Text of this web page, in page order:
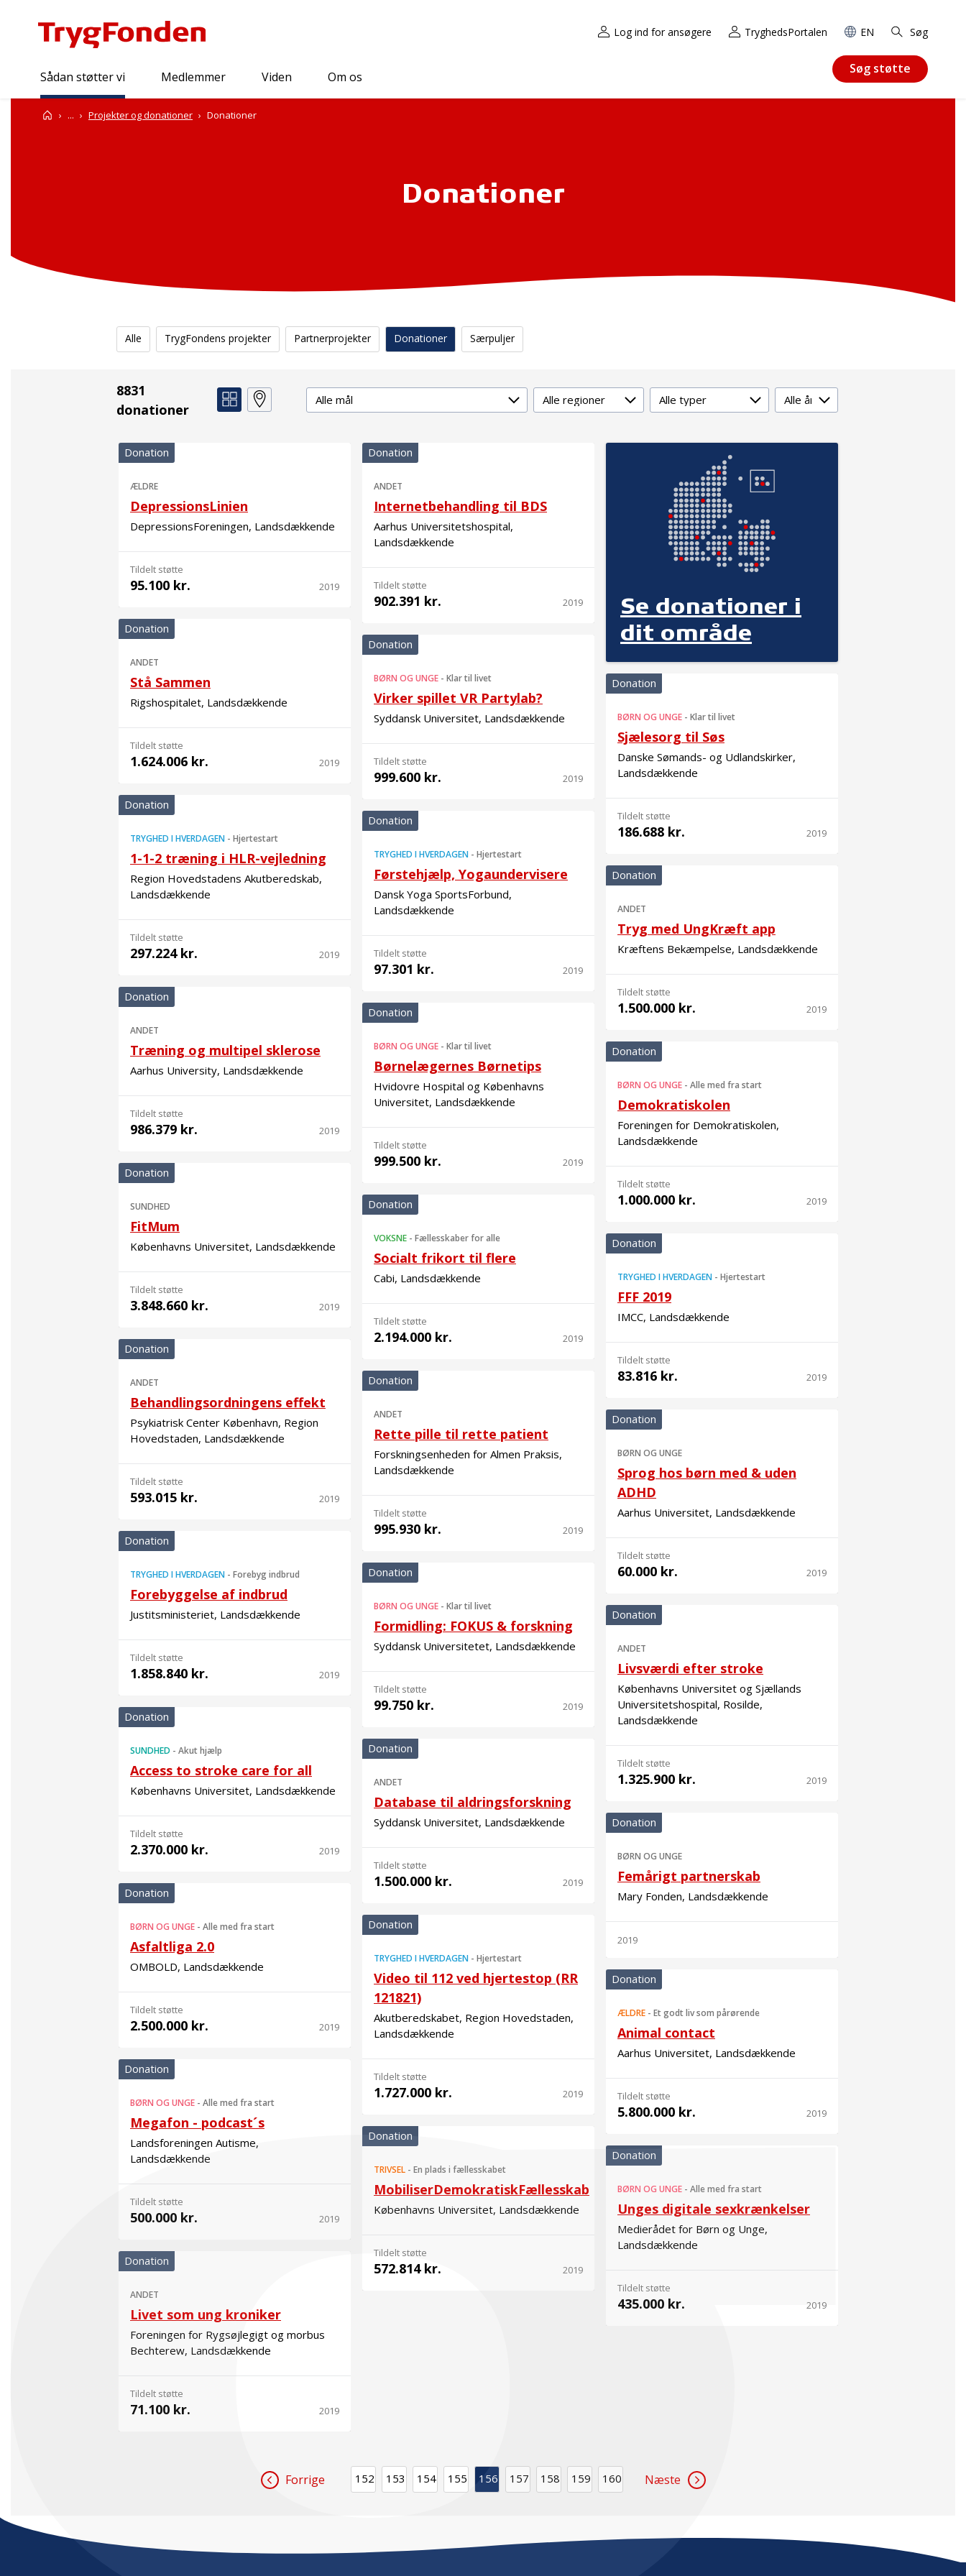
Log ind for ansøgere TryghedsPortalen EN Søg
Sådan støtter vi Medlemmer Viden Om os
Søg støtte
Forside
...
Sådan støtter viProjekter og donationer Donationer
Donationer
Alle TrygFondens projekter Partnerprojekter Donationer Særpuljer
8831
donationer
Delmål Region Type År
Se donationer i
dit område
Donation
ÆLDRE
DepressionsLinien
DepressionsForeningen, Landsdækkende
Tildelt støtte
95.100 kr. 2019
Donation
ANDET
Internetbehandling til BDS
Aarhus Universitetshospital,
Landsdækkende
Tildelt støtte
902.391 kr. 2019
Donation
ANDET
Stå Sammen
Rigshospitalet, Landsdækkende
Tildelt støtte
1.624.006 kr. 2019
Donation
BØRN OG UNGE - Klar til livet
Virker spillet VR Partylab?
Syddansk Universitet, Landsdækkende
Tildelt støtte
999.600 kr. 2019
Donation
BØRN OG UNGE - Klar til livet
Sjælesorg til Søs
Danske Sømands- og Udlandskirker,
Landsdækkende
Tildelt støtte
186.688 kr. 2019
Donation
TRYGHED I HVERDAGEN - Hjertestart
1-1-2 træning i HLR-vejledning
Region Hovedstadens Akutberedskab,
Landsdækkende
Tildelt støtte
297.224 kr. 2019
Donation
TRYGHED I HVERDAGEN - Hjertestart
Førstehjælp, Yogaundervisere
Dansk Yoga SportsForbund,
Landsdækkende
Tildelt støtte
97.301 kr. 2019
Donation
ANDET
Tryg med UngKræft app
Kræftens Bekæmpelse, Landsdækkende
Tildelt støtte
1.500.000 kr. 2019
Donation
ANDET
Træning og multipel sklerose
Aarhus University, Landsdækkende
Tildelt støtte
986.379 kr. 2019
Donation
BØRN OG UNGE - Klar til livet
Børnelægernes Børnetips
Hvidovre Hospital og Københavns
Universitet, Landsdækkende
Tildelt støtte
999.500 kr. 2019
Donation
BØRN OG UNGE - Alle med fra start
Demokratiskolen
Foreningen for Demokratiskolen,
Landsdækkende
Tildelt støtte
1.000.000 kr. 2019
Donation
SUNDHED
FitMum
Københavns Universitet, Landsdækkende
Tildelt støtte
3.848.660 kr. 2019
Donation
VOKSNE - Fællesskaber for alle
Socialt frikort til flere
Cabi, Landsdækkende
Tildelt støtte
2.194.000 kr. 2019
Donation
TRYGHED I HVERDAGEN - Hjertestart
FFF 2019
IMCC, Landsdækkende
Tildelt støtte
83.816 kr. 2019
Donation
ANDET
Behandlingsordningens effekt
Psykiatrisk Center København, Region
Hovedstaden, Landsdækkende
Tildelt støtte
593.015 kr. 2019
Donation
ANDET
Rette pille til rette patient
Forskningsenheden for Almen Praksis,
Landsdækkende
Tildelt støtte
995.930 kr. 2019
Donation
BØRN OG UNGE
Sprog hos børn med & uden
ADHD
Aarhus Universitet, Landsdækkende
Tildelt støtte
60.000 kr. 2019
Donation
TRYGHED I HVERDAGEN - Forebyg indbrud
Forebyggelse af indbrud
Justitsministeriet, Landsdækkende
Tildelt støtte
1.858.840 kr. 2019
Donation
BØRN OG UNGE - Klar til livet
Formidling: FOKUS & forskning
Syddansk Universitetet, Landsdækkende
Tildelt støtte
99.750 kr. 2019
Donation
ANDET
Livsværdi efter stroke
Københavns Universitet og Sjællands
Universitetshospital, Rosilde,
Landsdækkende
Tildelt støtte
1.325.900 kr. 2019
Donation
SUNDHED - Akut hjælp
Access to stroke care for all
Københavns Universitet, Landsdækkende
Tildelt støtte
2.370.000 kr. 2019
Donation
ANDET
Database til aldringsforskning
Syddansk Universitet, Landsdækkende
Tildelt støtte
1.500.000 kr. 2019
Donation
BØRN OG UNGE
Femårigt partnerskab
Mary Fonden, Landsdækkende
2019
Donation
BØRN OG UNGE - Alle med fra start
Asfaltliga 2.0
OMBOLD, Landsdækkende
Tildelt støtte
2.500.000 kr. 2019
Donation
TRYGHED I HVERDAGEN - Hjertestart
Video til 112 ved hjertestop (RR
121821)
Akutberedskabet, Region Hovedstaden,
Landsdækkende
Tildelt støtte
1.727.000 kr. 2019
Donation
ÆLDRE - Et godt liv som pårørende
Animal contact
Aarhus Universitet, Landsdækkende
Tildelt støtte
5.800.000 kr. 2019
Donation
BØRN OG UNGE - Alle med fra start
Megafon - podcast´s
Landsforeningen Autisme,
Landsdækkende
Tildelt støtte
500.000 kr. 2019
Donation
TRIVSEL - En plads i fællesskabet
MobiliserDemokratiskFællesskab
Københavns Universitet, Landsdækkende
Tildelt støtte
572.814 kr. 2019
Donation
BØRN OG UNGE - Alle med fra start
Unges digitale sexkrænkelser
Medierådet for Børn og Unge,
Landsdækkende
Tildelt støtte
435.000 kr. 2019
Donation
ANDET
Livet som ung kroniker
Foreningen for Rygsøjlegigt og morbus
Bechterew, Landsdækkende
Tildelt støtte
71.100 kr. 2019
Forrige 152 153 154 155 156 157 158 159 160 Næste